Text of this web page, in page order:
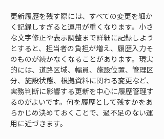
更新履歴を残す際には、すべての変更を細か
く記録しすぎると運用が重くなります。小さ
な文字修正や表示調整まで詳細に記録しよう
とすると、担当者の負担が増え、履歴入力そ
のものが続かなくなることがあります。現実
的には、道路区域、幅員、施設位置、管理区
分、施設状態、根拠資料に関わる変更など、
実務判断に影響する更新を中心に履歴管理す
るのがよいです。何を履歴として残すかをあ
らかじめ決めておくことで、過不足のない運
用に近づきます。